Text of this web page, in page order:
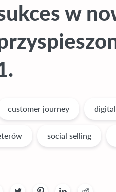
w
customer journey
social selling